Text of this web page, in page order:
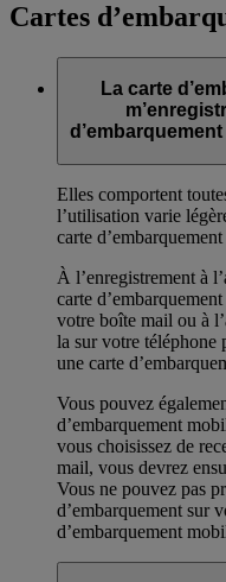
Cartes
La carte
Elles comportent
l’utilisation varie
carte
À l’enregistrement à
carte
votre boîte mail ou à
la sur votre téléphone
une carte
Vous pouvez
d’embarquement
vous choisissez de
mail, vous devrez
Vous ne pouvez pas
d’embarquement sur
d’embarquement